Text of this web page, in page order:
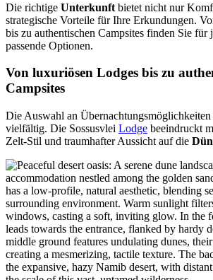
Die richtige Unterkunft bietet nicht nur
strategische Vorteile für Ihre Erkundungen.
bis zu authentischen Campsites finden Sie für
passende Optionen.
Von luxuriösen Lodges bis zu
Campsites
Die Auswahl an Übernachtungsmöglichkeiten
vielfältig. Die Sossusvlei Lodge beeindruckt
Zelt-Stil und traumhafter Aussicht auf die